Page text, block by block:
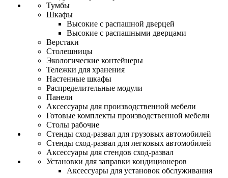
Тумбы
Шкафы
Высокие с распашной дверцей
Высокие с распашными дверцами
Верстаки
Столешницы
Экологические контейнеры
Тележки для хранения
Настенные шкафы
Распределительные модули
Панели
Аксессуары для производственной мебели
Готовые комплекты производственной мебели
Столы рабочие
Стенды сход-развал для грузовых автомобилей
Стенды сход-развал для легковых автомобилей
Аксессуары для стендов сход-развал
Установки для заправки кондиционеров
Аксессуары для установок обслуживания